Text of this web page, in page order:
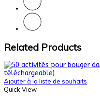
Related Products
Ajouter à la liste de souhaits
Quick View